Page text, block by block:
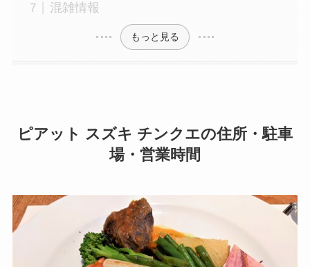
混雑情報
もっと見る
ピアット スズキ チンクエの住所・駐車
場・営業時間